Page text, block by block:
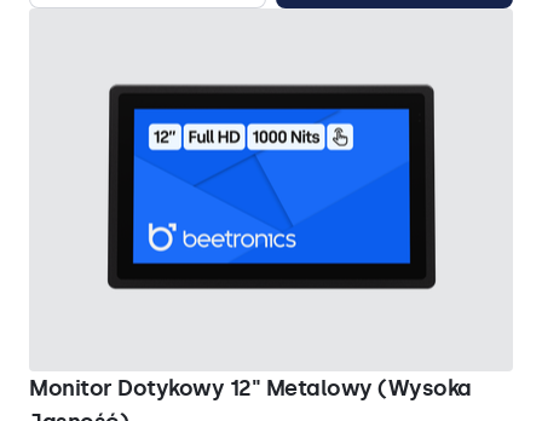
Monitor Dotykowy 12" Metalowy (Wysoka